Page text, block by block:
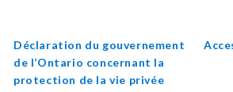
Déclaration du gouvernement
de l’Ontario concernant la
protection de la vie privéeopens